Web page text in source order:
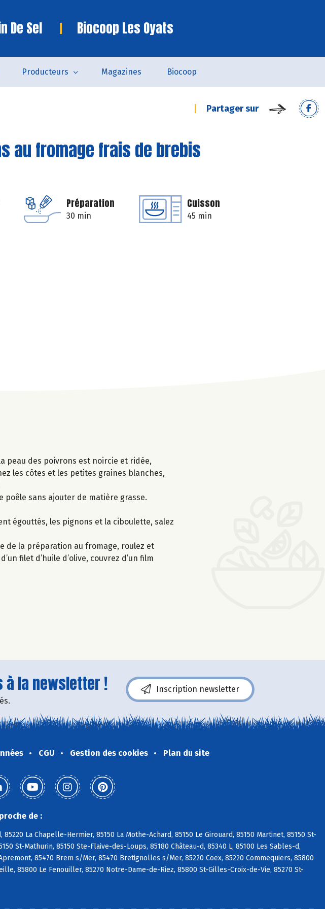
De Sel Biocoop Les Oyats
Producteurs Magazines Biocoop
Partager sur
au fromage frais de brebis
Préparation
30 min
Cuisson
45 min
peau des poivrons est noircie et ridée,
les côtes et les petites graines blanches,
poêle sans ajouter de matière grasse.
égouttés, les pignons et la ciboulette, salez
de la préparation au fromage, roulez et
filet d’huile d’olive, couvrez d’un film
à la newsletter ! Inscription newsletter
CGU Gestion des cookies Plan du site
de :
La Chapelle-Hermier, 85150 La Mothe-Achard, 85150 Le Girouard, 85150 Martinet, 85150 St-
St-Mathurin, 85150 Ste-Flaive-des-Loups, 85180 Château-d, 85340 L, 85100 Les Sables-d,
85470 Brem s/Mer, 85470 Bretignolles s/Mer, 85220 Coëx, 85220 Commequiers, 85800
85800 Le Fenouiller, 85270 Notre-Dame-de-Riez, 85800 St-Gilles-Croix-de-Vie, 85270 St-